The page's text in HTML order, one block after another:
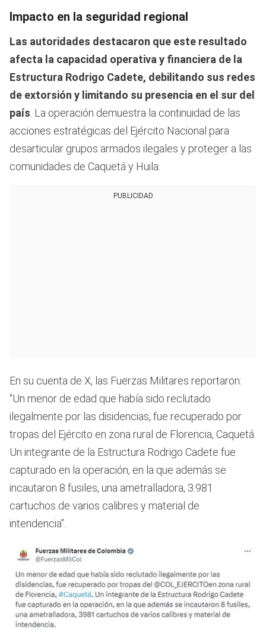
Impacto en la seguridad regional
Las autoridades destacaron que este resultado
afecta la capacidad operativa y financiera de la
Estructura Rodrigo Cadete, debilitando sus redes
de extorsión y limitando su presencia en el sur del
país . La operación demuestra la continuidad de las
acciones estratégicas del Ejército Nacional para
desarticular grupos armados ilegales y proteger a las
comunidades de Caquetá y Huila.
PUBLICIDAD
En su cuenta de X, las Fuerzas Militares reportaron:
“Un menor de edad que había sido reclutado
ilegalmente por las disidencias, fue recuperado por
tropas del Ejército en zona rural de Florencia, Caquetá.
Un integrante de la Estructura Rodrigo Cadete fue
capturado en la operación, en la que además se
incautaron 8 fusiles, una ametralladora, 3.981
cartuchos de varios calibres y material de
intendencia”.